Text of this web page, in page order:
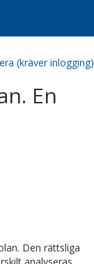
(kräver inlogging)
En
Den rättsliga